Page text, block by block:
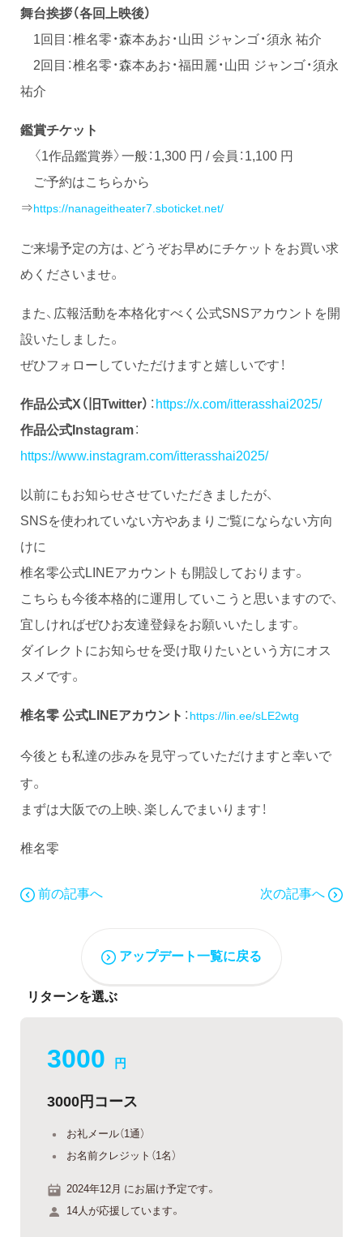
舞台挨拶（各回上映後）
1回目：椎名零・森本あお・山田 ジャンゴ・須永 祐介
2回目：椎名零・森本あお・福田麗・山田 ジャンゴ・須永
祐介
鑑賞チケット
〈1作品鑑賞券〉一般：1,300 円 / 会員：1,100 円
ご予約はこちらから
⇒https://nanageitheater7.sboticket.net/
ご来場予定の方は、どうぞお早めにチケットをお買い求
めくださいませ。
また、広報活動を本格化すべく公式SNSアカウントを開
設いたしました。
ぜひフォローしていただけますと嬉しいです！
作品公式X（旧Twitter） ：https://x.com/itterasshai2025/
作品公式Instagram：
https://www.instagram.com/itterasshai2025/
以前にもお知らせさせていただきましたが、
SNSを使われていない方やあまりご覧にならない方向
けに
椎名零公式LINEアカウントも開設しております。
こちらも今後本格的に運用していこうと思いますので、
宜しければぜひお友達登録をお願いいたします。
ダイレクトにお知らせを受け取りたいという方にオス
スメです。
椎名零 公式LINEアカウント ： https://lin.ee/sLE2wtg
今後とも私達の歩みを見守っていただけますと幸いで
す。
まずは大阪での上映、楽しんでまいります！
椎名零
前の記事へ 次の記事へ
アップデート一覧に戻る
リターンを選ぶ
3000 円
3000円コース
お礼メール（1通）
お名前クレジット（1名）
2024年12月 にお届け予定です。
14人が応援しています。